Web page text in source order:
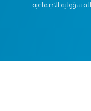
المسؤولية الاجتماعية